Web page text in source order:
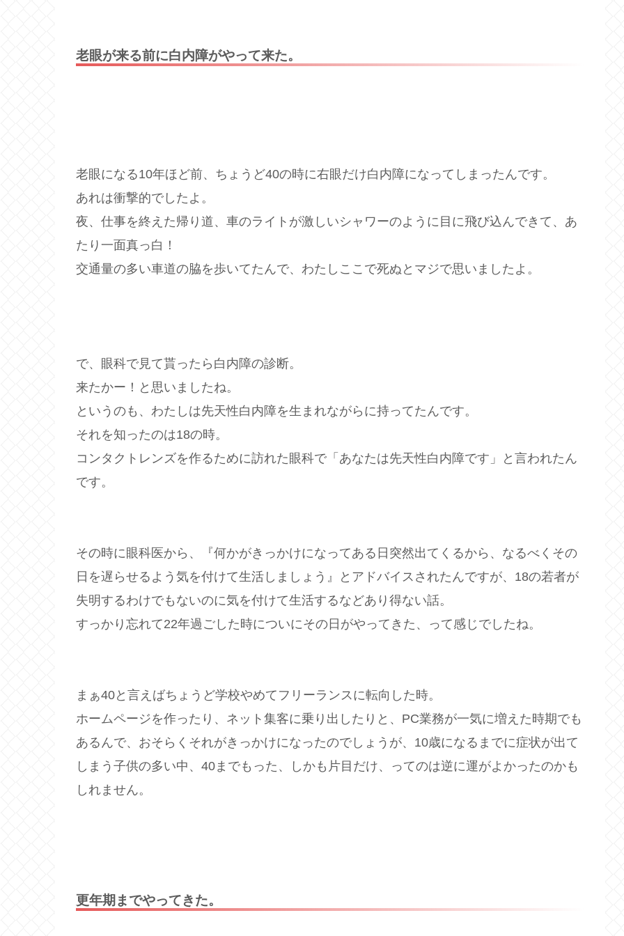
老眼が来る前に白内障がやって来た。
老眼になる10年ほど前、ちょうど40の時に右眼だけ白内障になってしまったんです。
あれは衝撃的でしたよ。
夜、仕事を終えた帰り道、車のライトが激しいシャワーのように目に飛び込んできて、あ
たり一面真っ白！
交通量の多い車道の脇を歩いてたんで、わたしここで死ぬとマジで思いましたよ。
で、眼科で見て貰ったら白内障の診断。
来たかー！と思いましたね。
というのも、わたしは先天性白内障を生まれながらに持ってたんです。
それを知ったのは18の時。
コンタクトレンズを作るために訪れた眼科で「あなたは先天性白内障です」と言われたん
です。
その時に眼科医から、『何かがきっかけになってある日突然出てくるから、なるべくその
日を遅らせるよう気を付けて生活しましょう』とアドバイスされたんですが、18の若者が
失明するわけでもないのに気を付けて生活するなどあり得ない話。
すっかり忘れて22年過ごした時についにその日がやってきた、って感じでしたね。
まぁ40と言えばちょうど学校やめてフリーランスに転向した時。
ホームページを作ったり、ネット集客に乗り出したりと、PC業務が一気に増えた時期でも
あるんで、おそらくそれがきっかけになったのでしょうが、10歳になるまでに症状が出て
しまう子供の多い中、40までもった、しかも片目だけ、ってのは逆に運がよかったのかも
しれません。
更年期までやってきた。